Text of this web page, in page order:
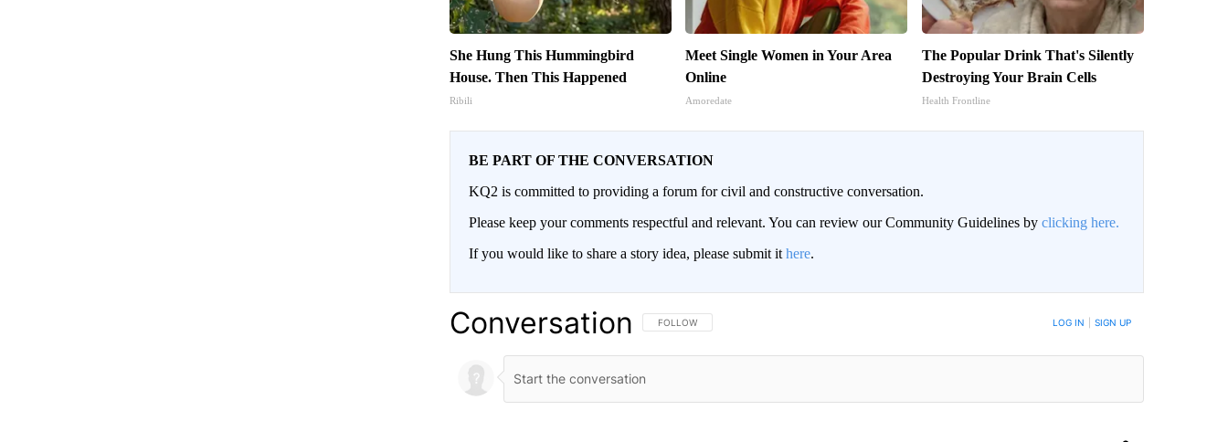
She Hung This Hummingbird
House. Then This Happened
Ribili
Meet Single Women in Your Area
Online
Amoredate
The Popular Drink That's Silently
Destroying Your Brain Cells
Health Frontline
BE PART OF THE CONVERSATION
KQ2 is committed to providing a forum for civil and constructive conversation.
Please keep your comments respectful and relevant. You can review our Community Guidelines by clicking here.
If you would like to share a story idea, please submit it here.
Conversation FOLLOW THIS CONVERSATION TO BE NOTIFIED WHEN NEW COMMENTS ARE POSTED
FOLLOW LOG IN SIGN UP